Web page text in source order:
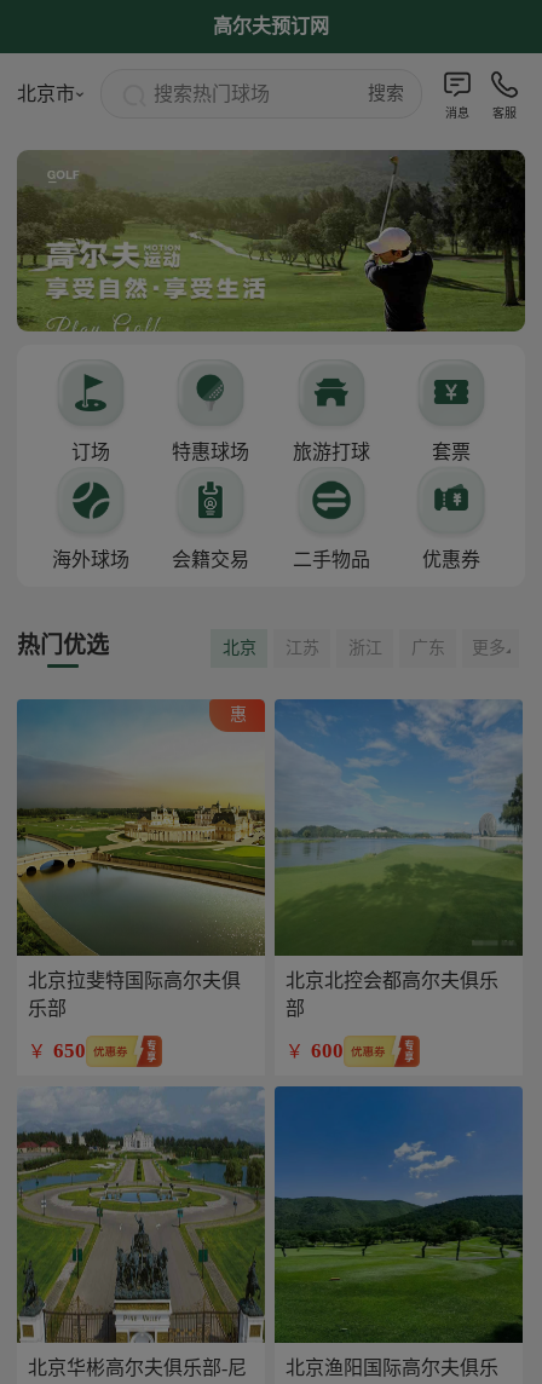
高尔夫预订网
北京市 搜索热门球场 搜索
消息 客服
订场 特惠球场 旅游打球 套票
海外球场 会籍交易 二手物品 优惠券
热门优选 北京 江苏 浙江 广东 更多
惠
北京拉斐特国际高尔夫俱
乐部
￥ 650
北京北控会都高尔夫俱乐
部
￥ 600
北京华彬高尔夫俱乐部-尼
北京渔阳国际高尔夫俱乐